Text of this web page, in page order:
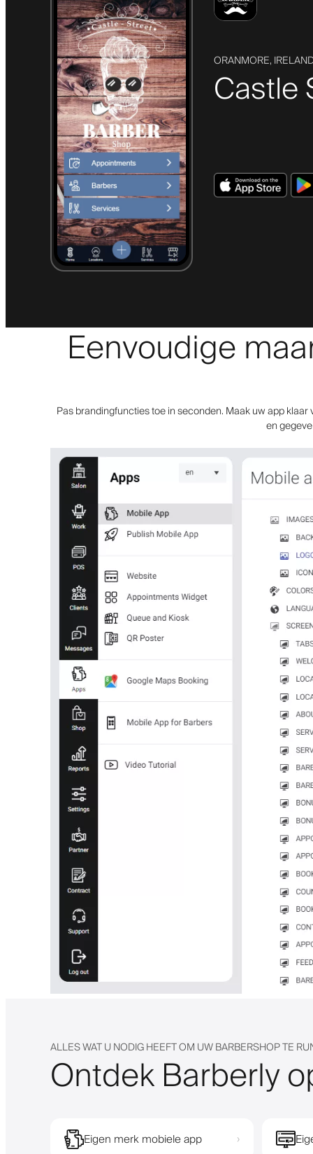
ORANMORE,
Castle
Eenvoudige
Pas brandingfuncties toe in seconden. Maak uw app
en
ALLES WAT U NODIG HEEFT OM UW BARBERSHOP TE
Ontdek Barberly
Eigen merk mobiele app ›